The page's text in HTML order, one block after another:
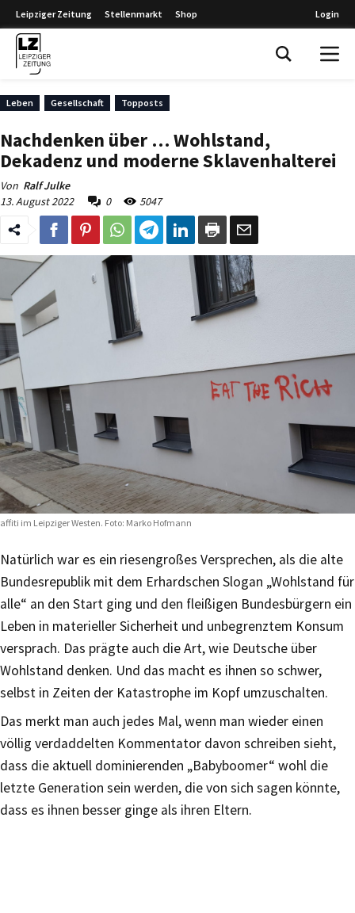
Leipziger Zeitung Stellenmarkt Shop Login
Leben Gesellschaft Topposts
Nachdenken über … Wohlstand,
Dekadenz und moderne Sklavenhalterei
Von Ralf Julke
13. August 2022
0 5047
im Leipziger Westen. Foto: Marko Hofmann
Natürlich war es ein riesengroßes Versprechen, als die alte
Bundesrepublik mit dem Erhardschen Slogan „Wohlstand für
alle“ an den Start ging und den fleißigen Bundesbürgern ein
Leben in materieller Sicherheit und unbegrenztem Konsum
versprach. Das prägte auch die Art, wie Deutsche über
Wohlstand denken. Und das macht es ihnen so schwer,
selbst in Zeiten der Katastrophe im Kopf umzuschalten.
Das merkt man auch jedes Mal, wenn man wieder einen
völlig verdaddelten Kommentator davon schreiben sieht,
dass die aktuell dominierenden „Babyboomer“ wohl die
letzte Generation sein werden, die von sich sagen könnte,
dass es ihnen besser ginge als ihren Eltern.